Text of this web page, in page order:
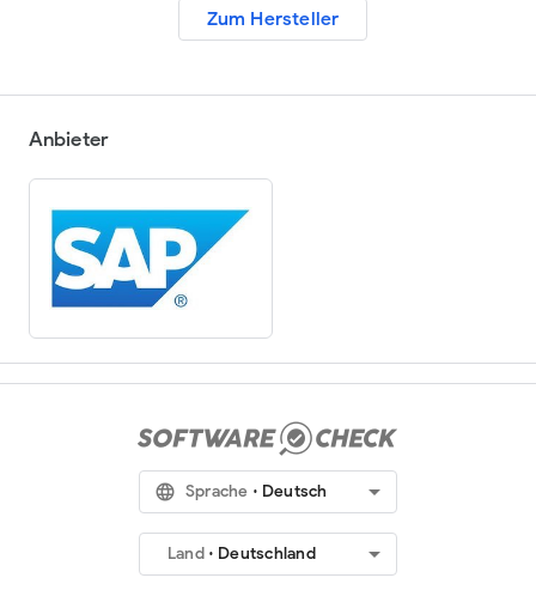
Zum Hersteller
Anbieter
language Sprache Deutsch arrow_drop_down
Land Deutschland arrow_drop_down